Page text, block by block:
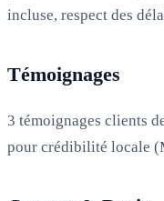
incluse, respect des
Témoignages
3 témoignages clients
pour crédibilité locale